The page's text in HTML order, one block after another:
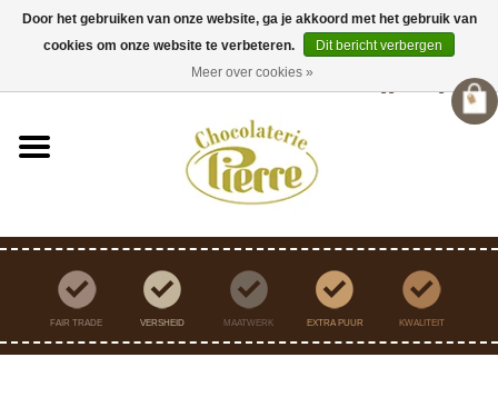
Verzending binnen Nederland vanaf €45,- gratis
Registreren
FAIR TRADE VERSHEID MAATWERK EXTRA PUUR KWALITEIT
Door het gebruiken van onze website, ga je akkoord met het gebruik van
cookies om onze website te verbeteren.
Dit bericht verbergen
Meer over cookies »